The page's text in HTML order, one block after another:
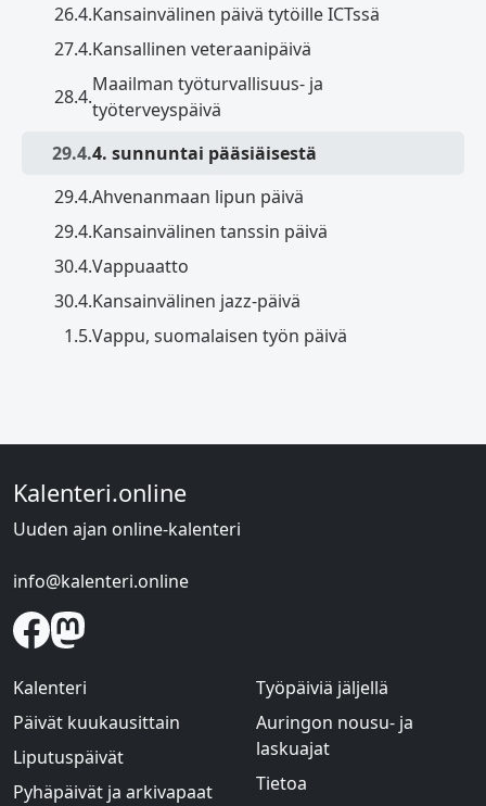
26.4.Kansainvälinen päivä tytöille ICTssä
27.4.Kansallinen veteraanipäivä
28.4.
Maailman työturvallisuus- ja
työterveyspäivä
29.4.4. sunnuntai pääsiäisestä
29.4.Ahvenanmaan lipun päivä
29.4.Kansainvälinen tanssin päivä
30.4.Vappuaatto
30.4.Kansainvälinen jazz-päivä
1.5.Vappu, suomalaisen työn päivä
Kalenteri.online
Uuden ajan online-kalenteri
info@kalenteri.online
Kalenteri
Päivät kuukausittain
Liputuspäivät
Pyhäpäivät ja arkivapaat
Työpäiviä jäljellä
Auringon nousu- ja
laskuajat
Tietoa